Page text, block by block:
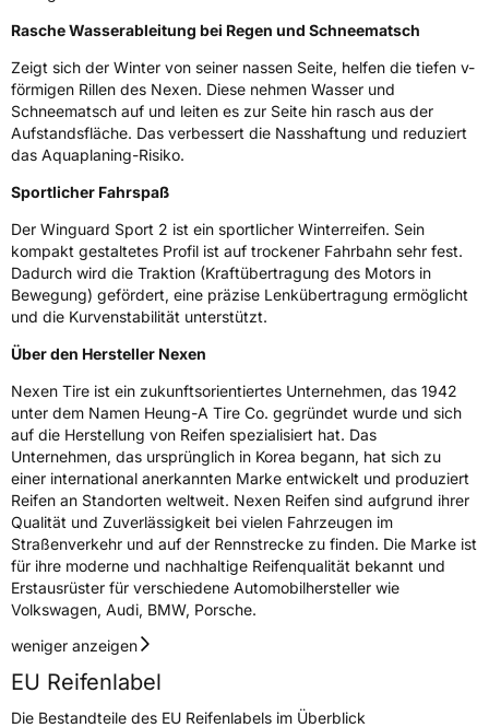
3PMSF / Schneeflockensymbol / Alpine-SymbolJa
EisgripNein
EPREL ID457150
Allgemeine Produktsicherheit (GPSR)
Herstellerkontakt
NEXEN TIRE EUROPE s.r.o., Lise-Meitner-
Strasse 1 65779 Kelkheim Deutschland,
marketing.nte@nexentire.com
Rasche Wasserableitung bei Regen und Schneematsch
Zeigt sich der Winter von seiner nassen Seite, helfen die tiefen v-
förmigen Rillen des Nexen. Diese nehmen Wasser und
Schneematsch auf und leiten es zur Seite hin rasch aus der
Aufstandsfläche. Das verbessert die Nasshaftung und reduziert
das Aquaplaning-Risiko.
Sportlicher Fahrspaß
Der Winguard Sport 2 ist ein sportlicher Winterreifen. Sein
kompakt gestaltetes Profil ist auf trockener Fahrbahn sehr fest.
Dadurch wird die Traktion (Kraftübertragung des Motors in
Bewegung) gefördert, eine präzise Lenkübertragung ermöglicht
und die Kurvenstabilität unterstützt.
Über den Hersteller Nexen
Nexen Tire ist ein zukunftsorientiertes Unternehmen, das 1942
unter dem Namen Heung-A Tire Co. gegründet wurde und sich
auf die Herstellung von Reifen spezialisiert hat. Das
Unternehmen, das ursprünglich in Korea begann, hat sich zu
einer international anerkannten Marke entwickelt und produziert
Reifen an Standorten weltweit. Nexen Reifen sind aufgrund ihrer
Qualität und Zuverlässigkeit bei vielen Fahrzeugen im
Straßenverkehr und auf der Rennstrecke zu finden. Die Marke ist
für ihre moderne und nachhaltige Reifenqualität bekannt und
Erstausrüster für verschiedene Automobilhersteller wie
Volkswagen, Audi, BMW, Porsche.
weniger anzeigen
EU Reifenlabel
Die Bestandteile des EU Reifenlabels im Überblick